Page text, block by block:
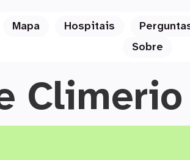
Mapa Hospitais
Sobre